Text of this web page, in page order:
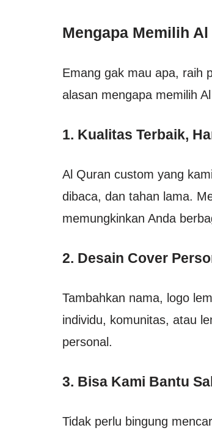
Mengapa Memilih
Emang gak mau apa, raih
alasan mengapa memilih
1. Kualitas Terbaik,
Al Quran custom yang
dibaca, dan tahan lama.
memungkinkan Anda
2. Desain Cover
Tambahkan nama, logo
individu, komunitas, atau
personal.
3. Bisa Kami Bantu
Tidak perlu bingung